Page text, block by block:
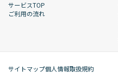
サービスTOP
ご利用の流れ
サイトマップ個人情報取扱規約